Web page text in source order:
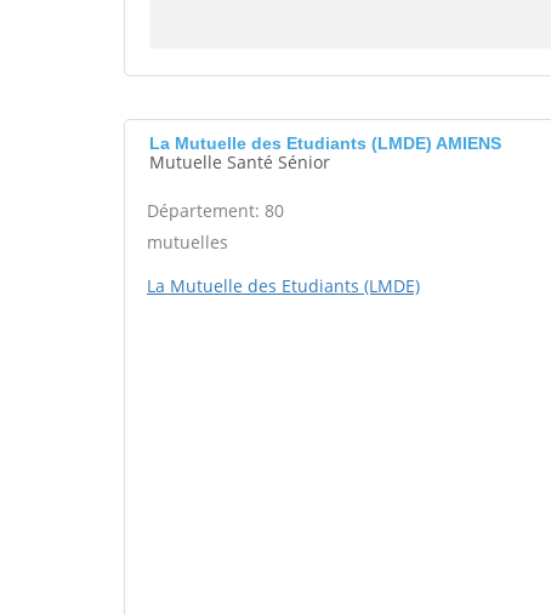
La Mutuelle des Etudiants (LMDE) AMIENS
Mutuelle Santé Sénior
Département: 80
mutuelles
La Mutuelle des Etudiants (LMDE)